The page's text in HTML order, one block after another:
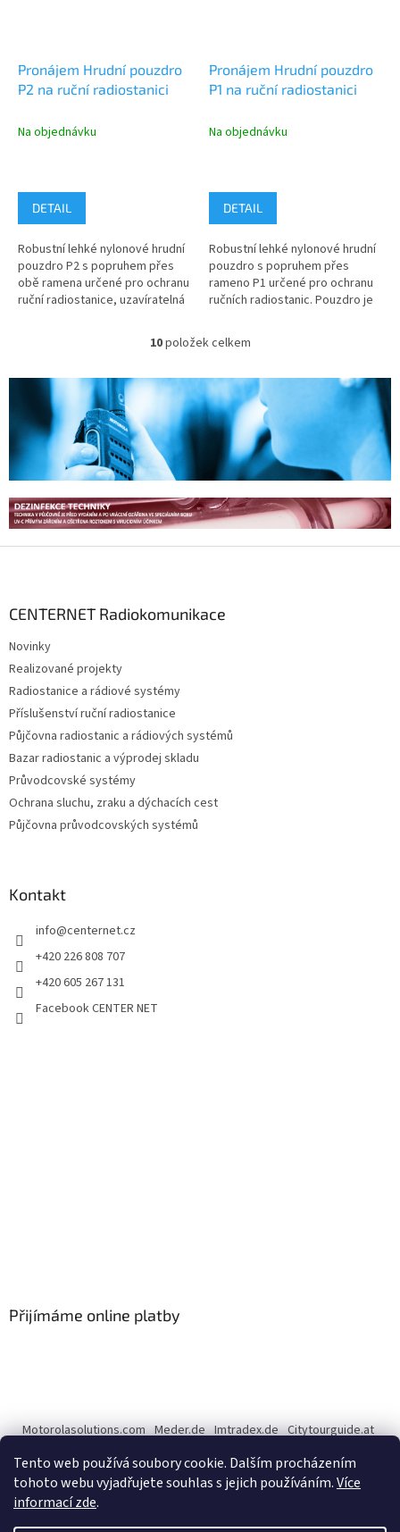
Tento web používá soubory cookie. Dalším procházením
tohoto webu vyjadřujete souhlas s jejich používáním.Více
informací zde.
Pronájem Hrudní pouzdro
P2 na ruční radiostanici
Na objednávku
DETAIL
Robustní lehké nylonové hrudní
pouzdro P2 s popruhem přes
obě ramena určené pro ochranu
ruční radiostanice, uzavíratelná
Pronájem Hrudní pouzdro
P1 na ruční radiostanici
Na objednávku
DETAIL
Robustní lehké nylonové hrudní
pouzdro s popruhem přes
rameno P1 určené pro ochranu
ručních radiostanic. Pouzdro je
popruhem...
O
l
á
d
a
p
r
v
i
10položek celkem
CENTERNET Radiokomunikace
Novinky
Realizované projekty
Radiostanice a rádiové systémy
Příslušenství ruční radiostanice
Půjčovna radiostanic a rádiových systémů
Bazar radiostanic a výprodej skladu
Průvodcovské systémy
Ochrana sluchu, zraku a dýchacích cest
Půjčovna průvodcovských systémů
Kontakt
info@centernet.cz
+420 226 808 707
+420 605 267 131
Facebook CENTER NET
Přijímáme online platby
Motorolasolutions.com Meder.de Imtradex.de Citytourguide.at